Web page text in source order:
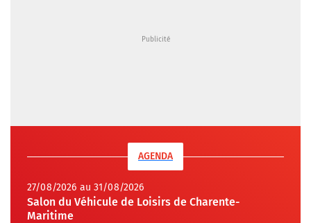
AGENDA
27/08/2026 au 31/08/2026
Salon du Véhicule de Loisirs de Charente-
Maritime